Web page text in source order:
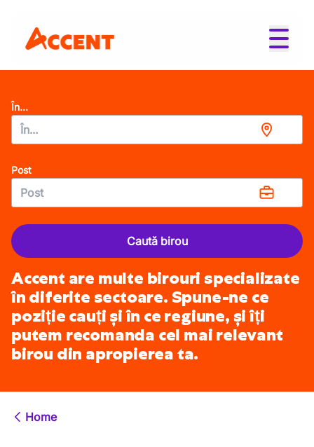
În...
Post
Caută birou
Accent are multe birouri specializate
în diferite sectoare. Spune-ne ce
poziție cauți și în ce regiune, și îți
putem recomanda cel mai relevant
birou din apropierea ta.
Home